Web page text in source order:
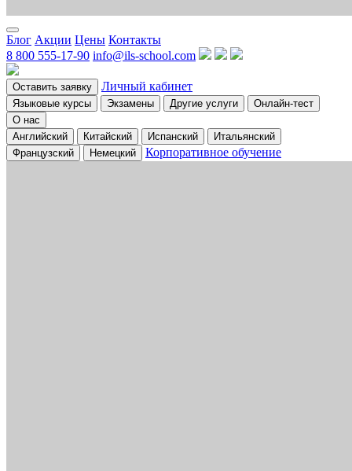
Блог Акции Цены Контакты
8 800 555-17-90 info@ils-school.com
Оставить заявку Личный кабинет
Языковые курсы Экзамены Другие услуги
Онлайн-тест
О нас
Английский
Китайский Испанский
Итальянский
Французский
Немецкий Корпоративное обучение